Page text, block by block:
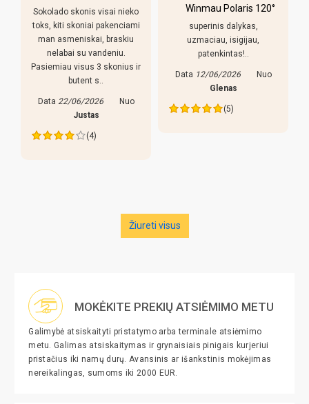
Winmau Polaris 120°
superinis dalykas,
uzmaciau, isigijau,
patenkintas!..
12/06/2026
(213x118cm) žalias
audinys su
komplektacija
Pirkiniu patenkintas,
reguliuojamso kojeles geras
dalykas, stalas nekliba. Bet
lazdos prastos, liaudiskai
Žiureti visus
MOKĖKITE PREKIŲ ATSIĖMIMO METU
Galimybė atsiskaityti pristatymo arba terminale atsiėmimo
metu. Galimas atsiskaitymas ir grynaisiais pinigais kurjeriui
pristačius iki namų durų. Avansinis ar išankstinis mokėjimas
nereikalingas, sumoms iki 2000 EUR.